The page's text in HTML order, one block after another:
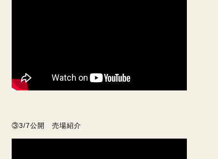
③3/7公開 売場紹介